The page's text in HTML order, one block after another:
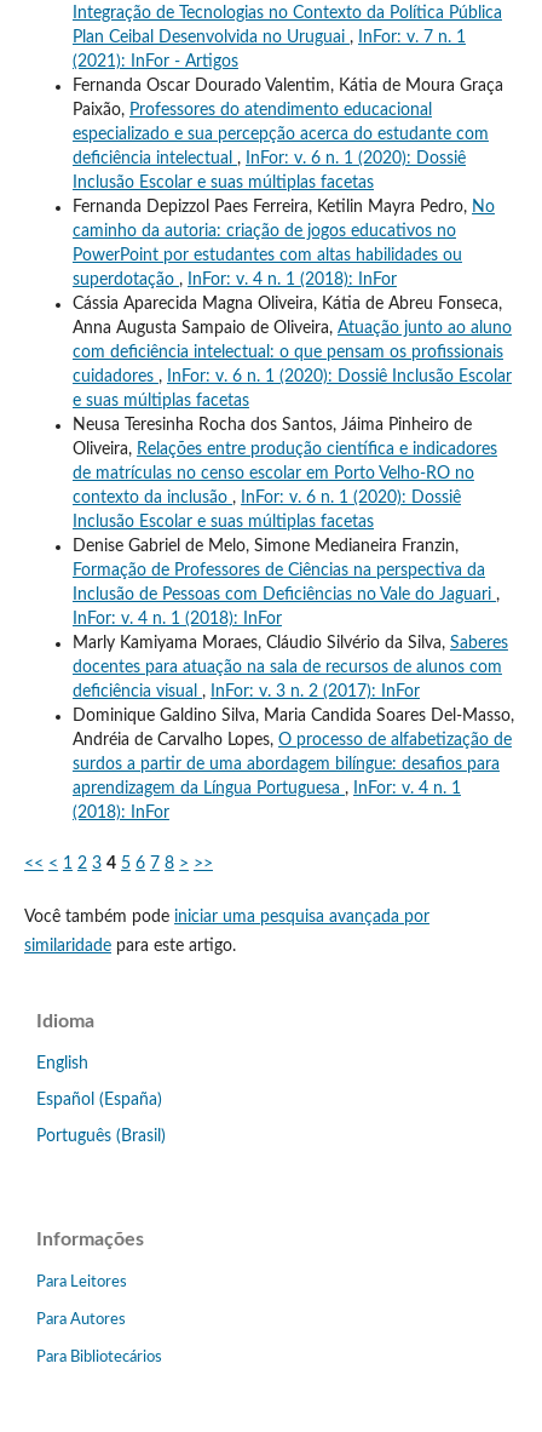
Integração de Tecnologias no Contexto da Política Pública
Plan Ceibal Desenvolvida no Uruguai ,
InFor: v. 7 n. 1
(2021): InFor - Artigos
Fernanda Oscar Dourado Valentim, Kátia de Moura Graça
Paixão, Professores do atendimento educacional
especializado e sua percepção acerca do estudante com
deficiência intelectual ,
InFor: v. 6 n. 1 (2020): Dossiê
Inclusão Escolar e suas múltiplas facetas
Fernanda Depizzol Paes Ferreira, Ketilin Mayra Pedro, No
caminho da autoria: criação de jogos educativos no
PowerPoint por estudantes com altas habilidades ou
superdotação ,
InFor: v. 4 n. 1 (2018): InFor
Cássia Aparecida Magna Oliveira, Kátia de Abreu Fonseca,
Anna Augusta Sampaio de Oliveira, Atuação junto ao aluno
com deficiência intelectual: o que pensam os profissionais
cuidadores ,
InFor: v. 6 n. 1 (2020): Dossiê Inclusão Escolar
e suas múltiplas facetas
Neusa Teresinha Rocha dos Santos, Jáima Pinheiro de
Oliveira, Relações entre produção científica e indicadores
de matrículas no censo escolar em Porto Velho-RO no
contexto da inclusão ,
InFor: v. 6 n. 1 (2020): Dossiê
Inclusão Escolar e suas múltiplas facetas
Denise Gabriel de Melo, Simone Medianeira Franzin,
Formação de Professores de Ciências na perspectiva da
Inclusão de Pessoas com Deficiências no Vale do Jaguari ,
InFor: v. 4 n. 1 (2018): InFor
Marly Kamiyama Moraes, Cláudio Silvério da Silva, Saberes
docentes para atuação na sala de recursos de alunos com
deficiência visual ,
InFor: v. 3 n. 2 (2017): InFor
Dominique Galdino Silva, Maria Candida Soares Del-Masso,
Andréia de Carvalho Lopes, O processo de alfabetização de
surdos a partir de uma abordagem bilíngue: desafios para
aprendizagem da Língua Portuguesa ,
InFor: v. 4 n. 1
(2018): InFor
<< < 1 2 3 4 5 6 7 8 > >>
Você também pode iniciar uma pesquisa avançada por
similaridadepara este artigo.
Idioma
English
Español (España)
Português (Brasil)
Informações
Para Leitores
Para Autores
Para Bibliotecários